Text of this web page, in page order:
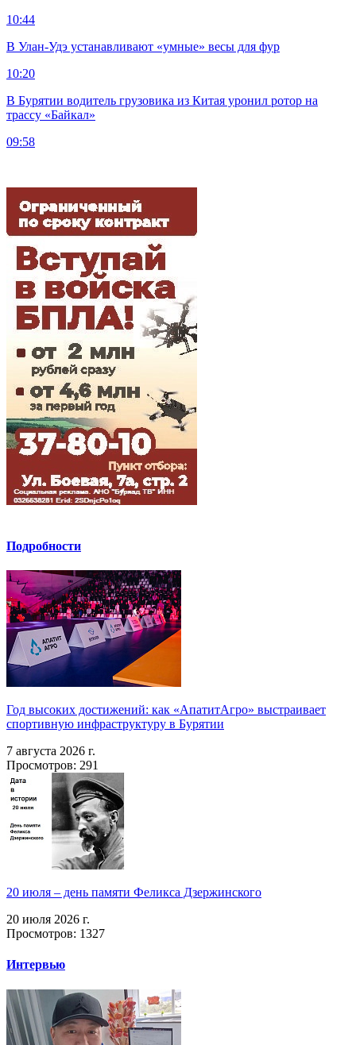
10:44
В Улан-Удэ устанавливают «умные» весы для фур
10:20
В Бурятии водитель грузовика из Китая уронил ротор на
трассу «Байкал»
09:58
Подробности
Год высоких достижений: как «АпатитАгро» выстраивает
спортивную инфраструктуру в Бурятии
7 августа 2026 г.
Просмотров: 291
20 июля – день памяти Феликса Дзержинского
20 июля 2026 г.
Просмотров: 1327
Интервью